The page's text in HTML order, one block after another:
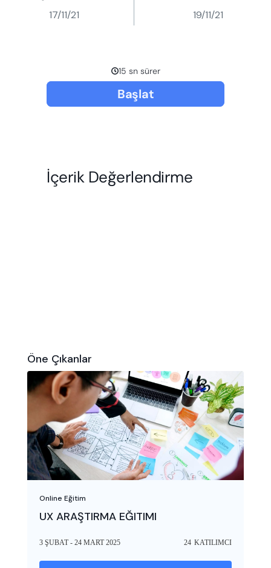
17/11/21 19/11/21
Öne Çıkanlar
Online Eğitim
UX ARAŞTIRMA EĞITIMI
3 ŞUBAT - 24 MART 2025 24 KATILIMCI